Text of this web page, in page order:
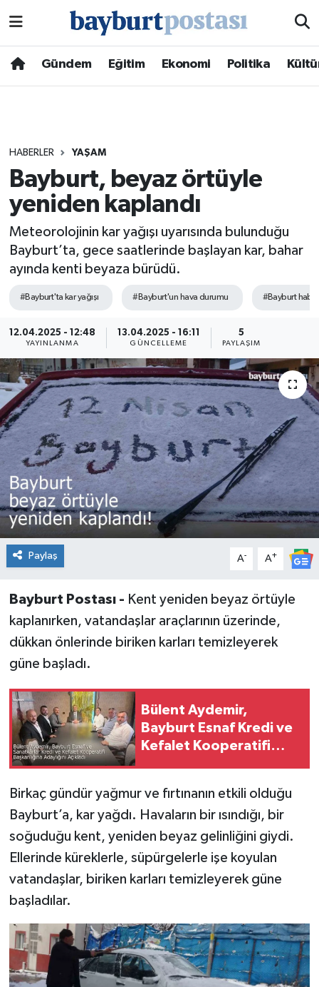
Gündem Eğitim Ekonomi Politika
HABERLER YAŞAM
Bayburt, beyaz örtüyle
yeniden kaplandı
Meteorolojinin kar yağışı uyarısında bulunduğu
Bayburt’ta, gece saatlerinde başlayan kar, bahar
ayında kenti beyaza bürüdü.
#Bayburt'ta kar yağışı #Bayburt'un hava durumu #Bayburt
12.04.2025 - 12:48
YAYINLANMA
13.04.2025 - 16:11
GÜNCELLEME
5
PAYLAŞIM
Paylaş A- A+
Bayburt Postası - Kent yeniden beyaz örtüyle
kaplanırken, vatandaşlar araçlarının üzerinde,
dükkan önlerinde biriken karları temizleyerek
güne başladı.
Bülent Aydemir,
Bayburt Esnaf Kredi ve
Kefalet Kooperatifi
Birkaç gündür yağmur ve fırtınanın etkili olduğu
Bayburt’a, kar yağdı. Havaların bir ısındığı, bir
soğuduğu kent, yeniden beyaz gelinliğini giydi.
Ellerinde küreklerle, süpürgelerle işe koyulan
vatandaşlar, biriken karları temizleyerek güne
başladılar.
Hava Durumu
Süper Lig Puan Durumu ve Fikstür
Tüm Manşetler
Son Dakika Haberleri